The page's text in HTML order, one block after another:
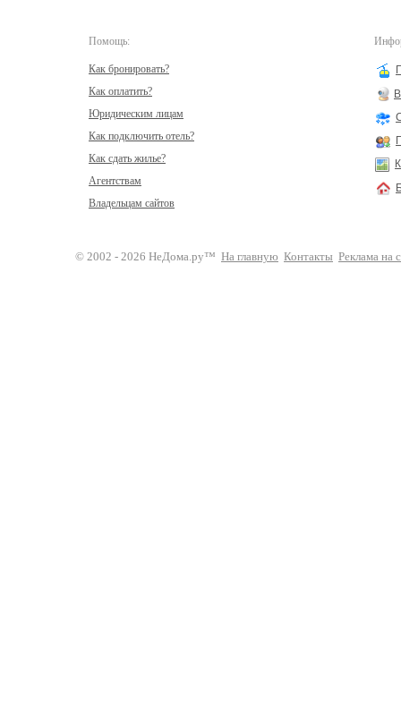
Помощь:
Как бронировать?
Как оплатить?
Юридическим лицам
Как подключить отель?
Как сдать жилье?
Агентствам
Владельцам сайтов
© 2002 - 2026 НеДома.ру™ На главную Контакты Реклама на